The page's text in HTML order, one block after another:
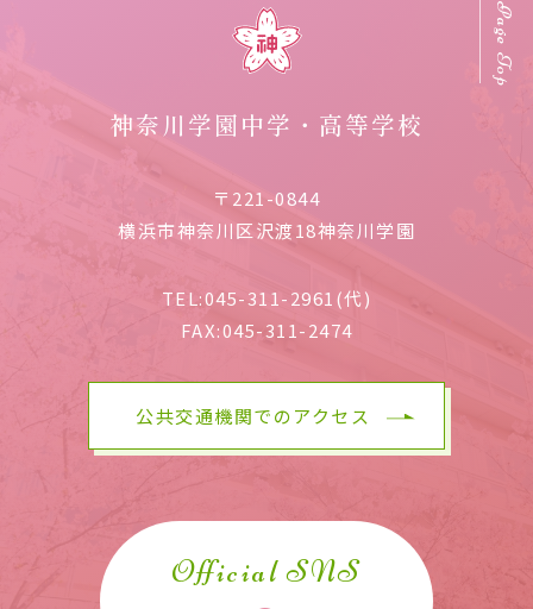
神奈川学園中学・高等学校
〒221-0844
横浜市神奈川区沢渡18神奈川学園
TEL:045-311-2961(代)
FAX:045-311-2474
公共交通機関でのアクセス
Official SNS
Page Top